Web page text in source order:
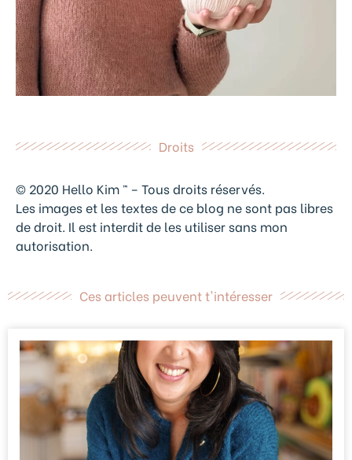
Droits
© 2020 Hello Kim ™ – Tous droits réservés.
Les images et les textes de ce blog ne sont pas libres
de droit. Il est interdit de les utiliser sans mon
autorisation.
Ces articles peuvent t'intéresser